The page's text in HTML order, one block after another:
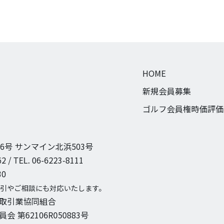
号 サンマイン北浜503号
/ TEL. 06-6223-8111
ご相談にも対応いたします。
引業協同組合
会 第62106R050883号
HOME
新規会員募集
ゴルフ会員権時価評価